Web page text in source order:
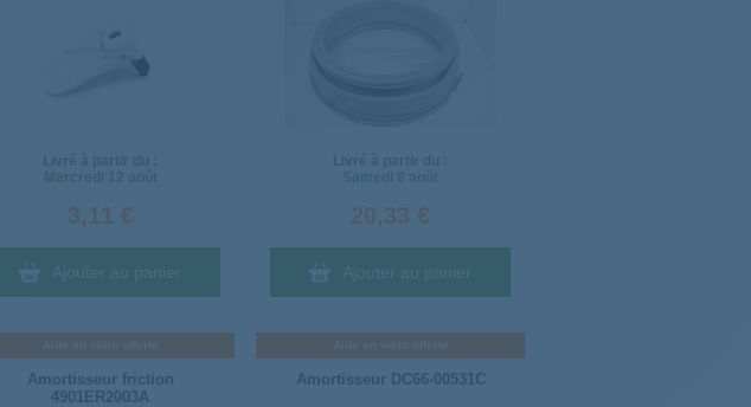
Mercredi
12 août
3,11 €
Ajouter au panier
Samedi
8 août
20,33 €
Ajouter au panier
Aide en visio offerte
Amortisseur friction
4901ER2003A
Aide en visio offerte
Amortisseur DC66-00531C